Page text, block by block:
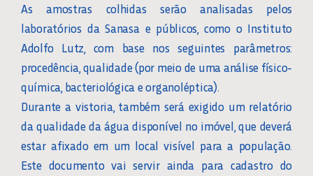
As amostras colhidas serão analisadas pelos
laboratórios da Sanasa e públicos, como o Instituto
Adolfo Lutz, com base nos seguintes parâmetros:
procedência, qualidade (por meio de uma análise físico-
química, bacteriológica e organoléptica).
Durante a vistoria, também será exigido um relatório
da qualidade da água disponível no imóvel, que deverá
estar afixado em um local visível para a população.
Este documento vai servir ainda para cadastro do